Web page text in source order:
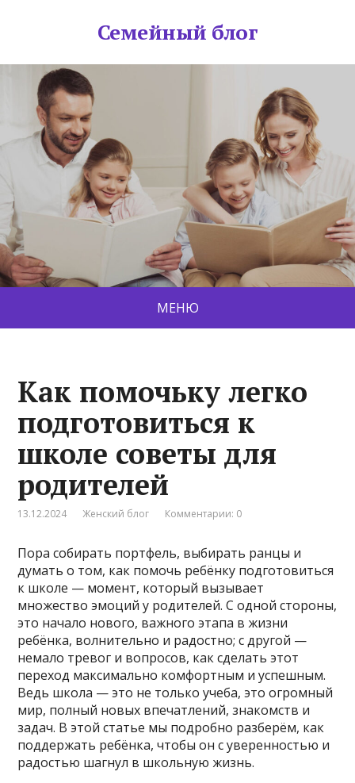
Семейный блог
МЕНЮ
Как помочьку легко
подготовиться к
школе советы для
родителей
13.12.2024 Женский блог Комментарии: 0
Пора собирать портфель, выбирать ранцы и
думать о том, как помочь ребёнку подготовиться
к школе — момент, который вызывает
множество эмоций у родителей. С одной стороны,
это начало нового, важного этапа в жизни
ребёнка, волнительно и радостно; с другой —
немало тревог и вопросов, как сделать этот
переход максимально комфортным и успешным.
Ведь школа — это не только учеба, это огромный
мир, полный новых впечатлений, знакомств и
задач. В этой статье мы подробно разберём, как
поддержать ребёнка, чтобы он с уверенностью и
радостью шагнул в школьную жизнь.